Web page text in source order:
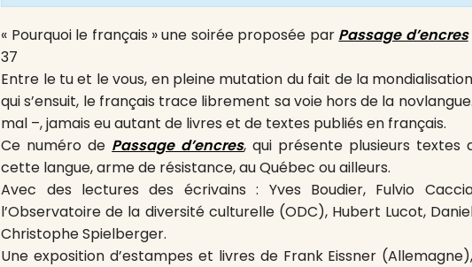
« Pourquoi le français » une soirée proposée par Passage d’encres
37
Entre le tu et le vous, en pleine mutation du fait de la
qui s’ensuit, le français trace librement sa voie hors de la
mal –, jamais eu autant de livres et de textes publiés en français.
Ce numéro de Passage d’encres, qui présente plusieurs
cette langue, arme de résistance, au Québec ou ailleurs.
Avec des lectures des écrivains : Yves Boudier, Fulvio
l’Observatoire de la diversité culturelle (ODC), Hubert Lucot,
Christophe Spielberger.
Une exposition d’estampes et livres de Frank Eissner